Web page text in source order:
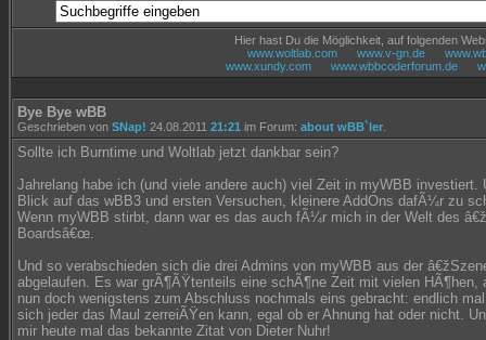
Hier hast Du die Möglichkeit, auf folgenden
www.woltlab.com
www.v-gn.de
www.xundy.com
www.wbbcoderforum.de
Bye Bye wBB
Geschrieben von SNap! 24.08.2011 21:21 im Forum: about wBB`ler
Sollte ich Burntime und Woltlab jetzt dankbar sein?
Jahrelang habe ich (und viele andere auch) viel Zeit in myWBB investiert.
Blick auf das wBB3 und ersten Versuchen, kleinere AddOns dafÃ¼r zu
Wenn myWBB stirbt, dann war es das auch fÃ¼r mich in der Welt des
Boardsâ€œ.
Und so verabschieden sich die drei Admins von myWBB aus der
abgelaufen. Es war grÃ¶ÃŸtenteils eine schÃ¶ne Zeit mit vielen
nun doch wenigstens zum Abschluss nochmals eins gebracht: endlich
sich jeder das Maul zerreiÃŸen kann, egal ob er Ahnung hat oder nicht.
mir heute mal das bekannte Zitat von Dieter Nuhr!